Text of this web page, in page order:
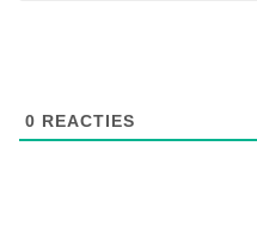
0 REACTIES